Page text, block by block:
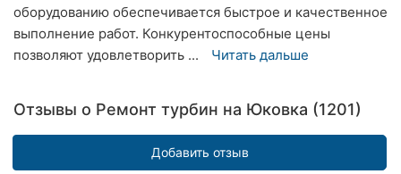
Запорожье
Днепр
Кривой
оборудованию обеспечивается быстрое и качественное
выполнение работ. Конкурентоспособные цены
позволяют удовлетворить ...
Читать дальше
Отзывы о Ремонт турбин на Юковка (1201)
Добавить отзыв